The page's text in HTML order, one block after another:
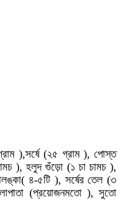
),সর্ষে (২৫ গ্রাম ), পোস্ত
), হলুদ গুঁড়ো (১ চা চামচ ),
৪-৫টি ), সর্ষের তেল (৩
(প্রয়োজনমতো ), সুতো